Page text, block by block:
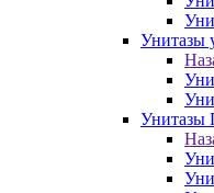
Унитазы
Унитазы